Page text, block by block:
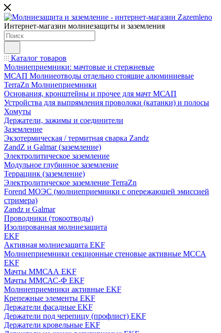
Интернет-магазин молниезащиты и заземления
Каталог товаров
Молниеприемники: мачтовые и стержневые
МСАП Молниеотводы отдельно стоящие алюминиевые
TerraZn Молниеприемники
Основания, кронштейны и прочее для мачт МСАП
Устройства для выпрямления проволоки (катанки) и полосы
Хомуты
Держатели, зажимы и соединители
Заземление
Экзотермическая / термитная сварка Zandz
ZandZ и Galmar (заземление)
Электролитическое заземление
Модульное глубинное заземление
Террацинк (заземление)
Электролитическое заземление TerraZn
Forend МОЭС (молниеприемники с опережающей эмиссией
стримера)
Zandz и Galmar
Проводники (токоотводы)
Изолированная молниезащита
EKF
Активная молниезащита EKF
Молниеприемники секционные стеновые активные МССА
EKF
Мачты ММСАА EKF
Мачты ММСАС-Ф EKF
Молниеприемники активные EKF
Крепежные элементы EKF
Держатели фасадные EKF
Держатели под черепицу (профлист) EKF
Держатели кровельные EKF